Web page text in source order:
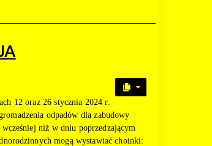
12 oraz 26 stycznia 2024 r.
odpadów dla zabudowy
niż w dniu poprzedzającym
mogą wystawiać choinki: